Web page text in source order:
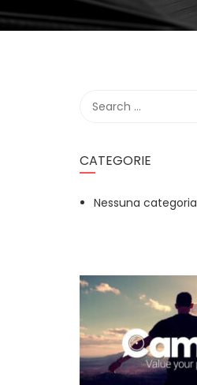
CATEGORIE
Nessuna categoria